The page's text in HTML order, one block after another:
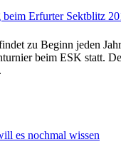
beim Erfurter Sektblitz
zu Beginn jeden
beim ESK statt.
es nochmal wissen